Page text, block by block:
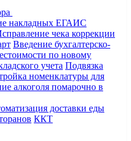
накладных ЕГАИС
чека коррекции
Введение бухгалтерско-
по новому
учета Подвязка
номенклатуры для
алкоголя помарочно в
доставки еды
ККТ